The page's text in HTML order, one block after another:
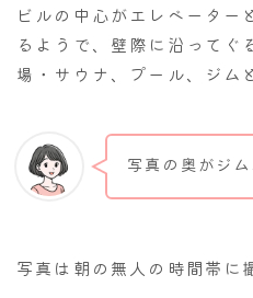
ビルの中心がエレベーター
るようで、壁際に沿ってぐ
場・サウナ、プール、ジム
写真の奥がジム
写真は朝の無人の時間帯に